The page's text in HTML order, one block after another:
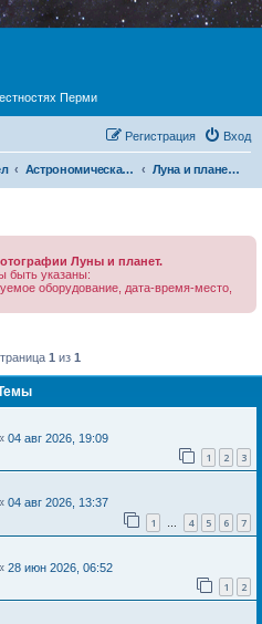
Перми
Вход
Регистрация
Астрономическая фотография Луна и планеты
Луны и планет.
быть указаны:
оборудование, дата-время-место,
1 из 1
04 авг 2026, 19:09
1 2 3
04 авг 2026, 13:37
1 … 4 5 6 7
28 июн 2026, 06:52
1 2